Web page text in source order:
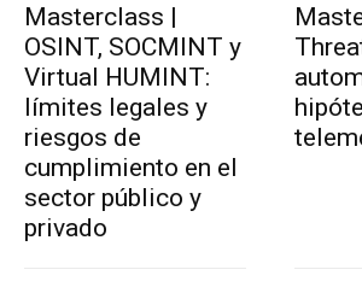
Masterclass |
OSINT, SOCMINT y
Virtual HUMINT:
límites legales y
riesgos de
cumplimiento en el
sector público y
privado